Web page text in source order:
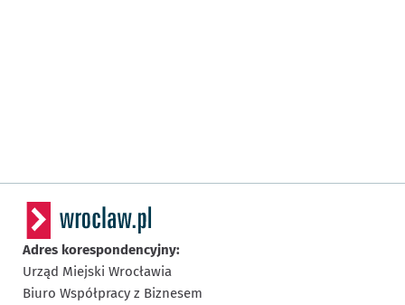
Adres korespondencyjny:
Urząd Miejski Wrocławia
Biuro Współpracy z Biznesem